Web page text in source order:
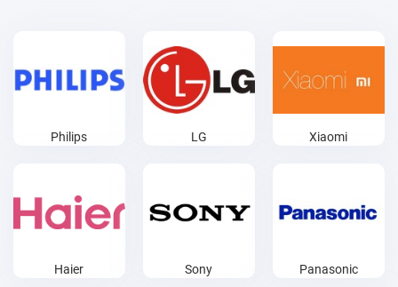
Philips LG Xiaomi
Haier Sony Panasonic